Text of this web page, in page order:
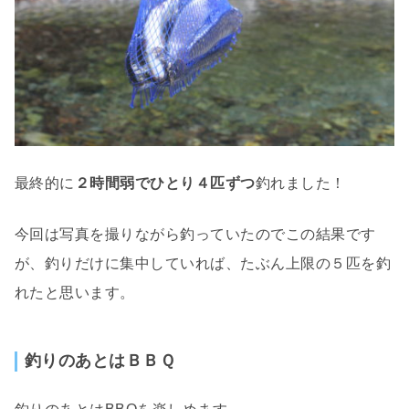
最終的に ２時間弱でひとり４匹ずつ釣れました！
今回は写真を撮りながら釣っていたのでこの結果です
が、釣りだけに集中していれば、たぶん上限の５匹を釣
れたと思います。
釣りのあとはＢＢＱ